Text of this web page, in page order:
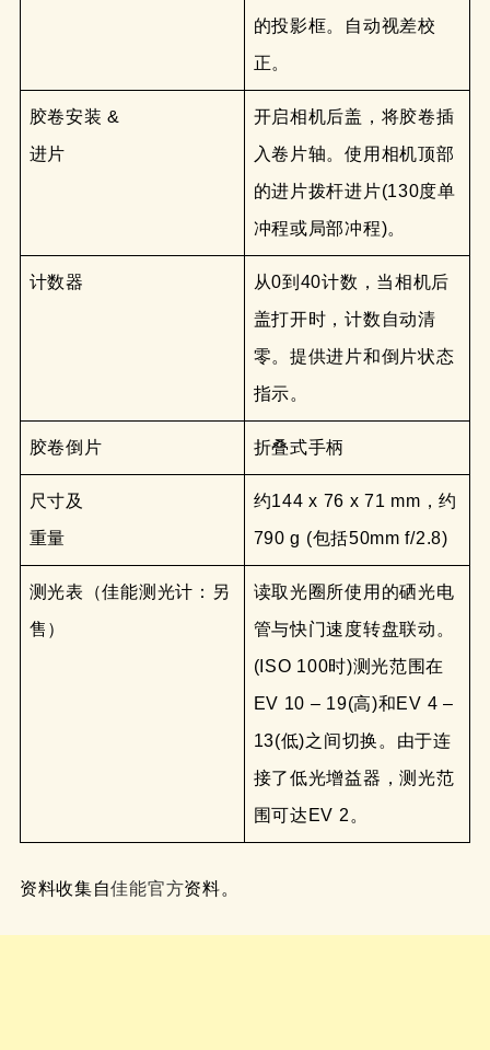
的投影框。自动视差校
正。
胶卷安装 &
进片
开启相机后盖，将胶卷插
入卷片轴。使用相机顶部
的进片拨杆进片(130度单
冲程或局部冲程)。
计数器
从0到40计数，当相机后
盖打开时，计数自动清
零。提供进片和倒片状态
指示。
胶卷倒片 折叠式手柄
尺寸及
重量
约144 x 76 x 71 mm，约
790 g (包括50mm f/2.8)
测光表（佳能测光计：另
售）
读取光圈所使用的硒光电
管与快门速度转盘联动。
(ISO 100时)测光范围在
EV 10 – 19(高)和EV 4 –
13(低)之间切换。由于连
接了低光增益器，测光范
围可达EV 2。
资料收集自佳能官方资料。